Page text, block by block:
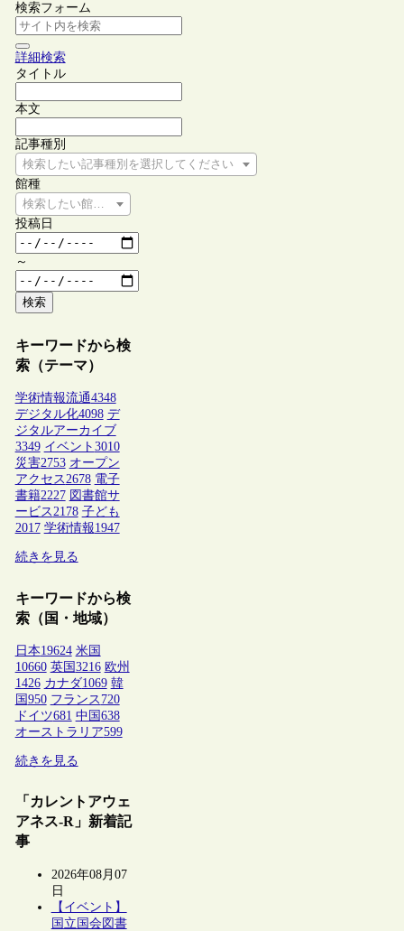
検索フォーム
詳細検索
タイトル
本文
記事種別
検索したい記事種別を選択してください
館種
検索したい館種を選択してください
投稿日
～
検索
キーワードから検
索（テーマ）
学術情報流通4348
デジタル化4098 デ
ジタルアーカイブ
3349 イベント 3010
災害2753 オープン
アクセス2678 電子
書籍2227 図書館サ
ービス2178 子ども
2017 学術情報1947
続きを見る
キーワードから検
索（国・地域）
日本19624 米国
10660 英国 3216 欧州
1426 カナダ1069 韓
国 950 フランス 720
ドイツ681 中国 638
オーストラリア599
続きを見る
「カレントアウェ
アネス-R」新着記
事
2026年08月07
日
【イベント】
国立国会図書